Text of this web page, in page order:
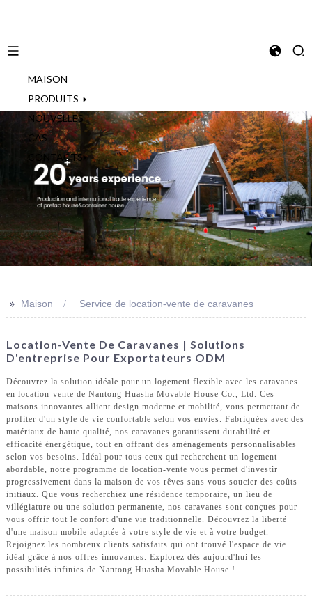
MAISON
PRODUITS
NOUVELLES
CAS
CONTACTS
>> Maison Service de location-vente de caravanes
Location-Vente De Caravanes | Solutions
D'entreprise Pour Exportateurs ODM
Découvrez la solution idéale pour un logement flexible avec les caravanes
en location-vente de Nantong Huasha Movable House Co., Ltd. Ces
maisons innovantes allient design moderne et mobilité, vous permettant de
profiter d'un style de vie confortable selon vos envies. Fabriquées avec des
matériaux de haute qualité, nos caravanes garantissent durabilité et
efficacité énergétique, tout en offrant des aménagements personnalisables
selon vos besoins. Idéal pour tous ceux qui recherchent un logement
abordable, notre programme de location-vente vous permet d'investir
progressivement dans la maison de vos rêves sans vous soucier des coûts
initiaux. Que vous recherchiez une résidence temporaire, un lieu de
villégiature ou une solution permanente, nos caravanes sont conçues pour
vous offrir tout le confort d'une vie traditionnelle. Découvrez la liberté
d'une maison mobile adaptée à votre style de vie et à votre budget.
Rejoignez les nombreux clients satisfaits qui ont trouvé l'espace de vie
idéal grâce à nos offres innovantes. Explorez dès aujourd'hui les
possibilités infinies de Nantong Huasha Movable House !